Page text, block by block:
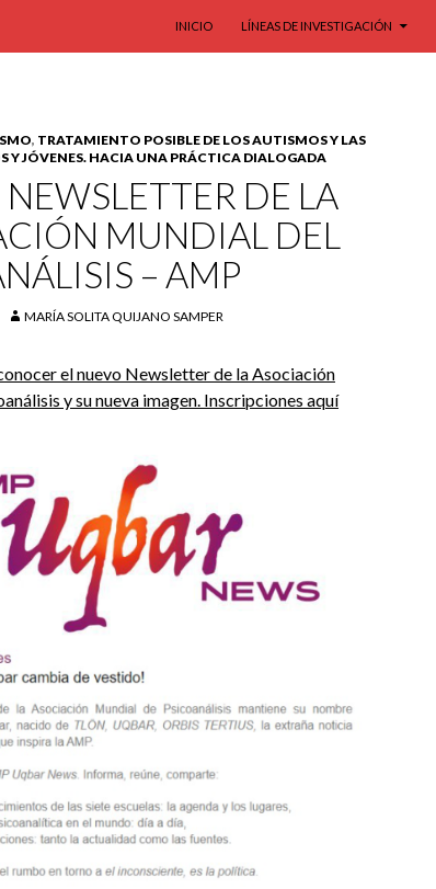
INICIO
LÍNEAS DE INVESTIGACIÓN
, TRATAMIENTO POSIBLE DE LOS AUTISMOS Y LAS
Y JÓVENES. HACIA UNA PRÁCTICA DIALOGADA
DE LA
MUNDIAL DEL
– AMP
MARÍA SOLITA QUIJANO SAMPER
el nuevo Newsletter de la Asociación
y su nueva imagen. Inscripciones aquí